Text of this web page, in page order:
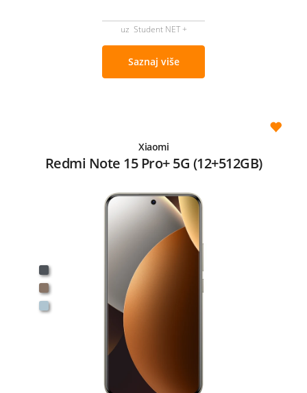
uz Student NET +
Saznaj više
Xiaomi
Redmi Note 15 Pro+ 5G (12+512GB)